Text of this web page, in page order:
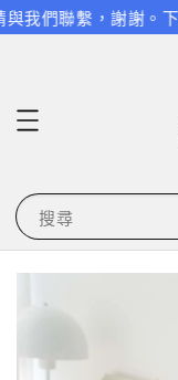
聯繫，謝謝。下單
搜尋